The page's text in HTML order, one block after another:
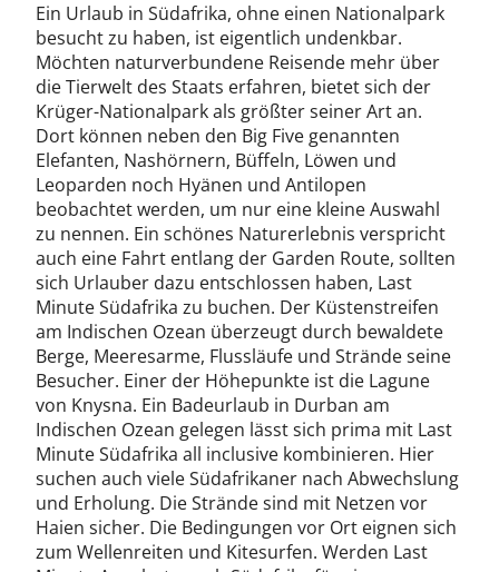
Ein Urlaub in Südafrika, ohne einen Nationalpark
besucht zu haben, ist eigentlich undenkbar.
Möchten naturverbundene Reisende mehr über
die Tierwelt des Staats erfahren, bietet sich der
Krüger-Nationalpark als größter seiner Art an.
Dort können neben den Big Five genannten
Elefanten, Nashörnern, Büffeln, Löwen und
Leoparden noch Hyänen und Antilopen
beobachtet werden, um nur eine kleine Auswahl
zu nennen. Ein schönes Naturerlebnis verspricht
auch eine Fahrt entlang der Garden Route, sollten
sich Urlauber dazu entschlossen haben, Last
Minute Südafrika zu buchen. Der Küstenstreifen
am Indischen Ozean überzeugt durch bewaldete
Berge, Meeresarme, Flussläufe und Strände seine
Besucher. Einer der Höhepunkte ist die Lagune
von Knysna. Ein Badeurlaub in Durban am
Indischen Ozean gelegen lässt sich prima mit Last
Minute Südafrika all inclusive kombinieren. Hier
suchen auch viele Südafrikaner nach Abwechslung
und Erholung. Die Strände sind mit Netzen vor
Haien sicher. Die Bedingungen vor Ort eignen sich
zum Wellenreiten und Kitesurfen. Werden Last